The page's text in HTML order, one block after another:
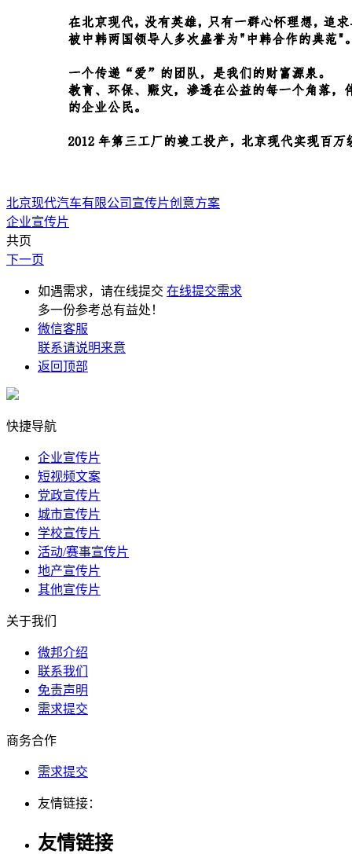
北京现代汽车有限公司宣传片创意方案
企业宣传片
共页
下一页
如遇需求，请在线提交 在线提交需求
多一份参考总有益处！
微信客服
联系请说明来意
返回顶部
快捷导航
企业宣传片
短视频文案
党政宣传片
城市宣传片
学校宣传片
活动/赛事宣传片
地产宣传片
其他宣传片
关于我们
微邦介绍
联系我们
免责声明
需求提交
商务合作
需求提交
友情链接：
友情链接